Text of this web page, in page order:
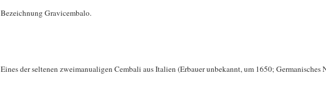
Bezeichnung Gravicembalo.
Eines der seltenen zweimanualigen Cembali aus Italien (Erbauer unbekannt, um 1650; Germanisches